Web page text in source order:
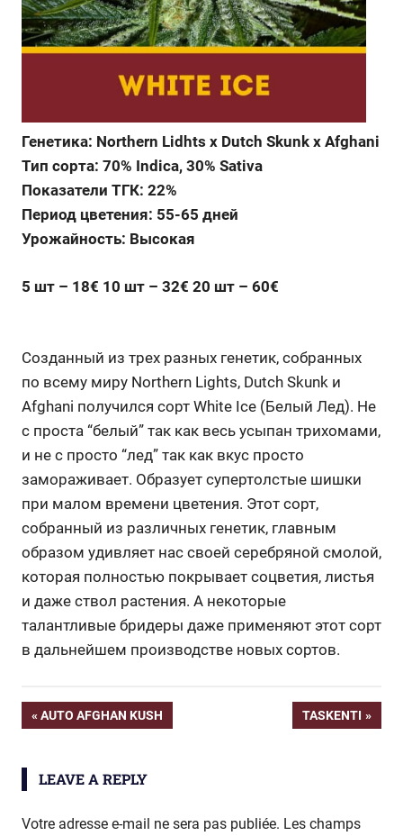
Генетика: Northern Lidhts x Dutch Skunk x Afghani
Тип сорта: 70% Indica, 30% Sativa
Показатели ТГК: 22%
Период цветения: 55-65 дней
Урожайность: Высокая
5 шт – 18€ 10 шт – 32€ 20 шт – 60€
Созданный из трех разных генетик, собранных
по всему миру Northern Lights, Dutch Skunk и
Afghani получился сорт White Ice (Белый Лед). Не
с проста “белый” так как весь усыпан трихомами,
и не с просто “лед” так как вкус просто
замораживает. Образует супертолстые шишки
при малом времени цветения. Этот сорт,
собранный из различных генетик, главным
образом удивляет нас своей серебряной смолой,
которая полностью покрывает соцветия, листья
и даже ствол растения. А некоторые
талантливые бридеры даже применяют этот сорт
в дальнейшем производстве новых сортов.
Navigation
l’article
PREVIOUS
AUTO AFGHAN KUSH
NEXT
TASKENTI
LEAVE A REPLY
Votre adresse e-mail ne sera pas publiée. Les champs